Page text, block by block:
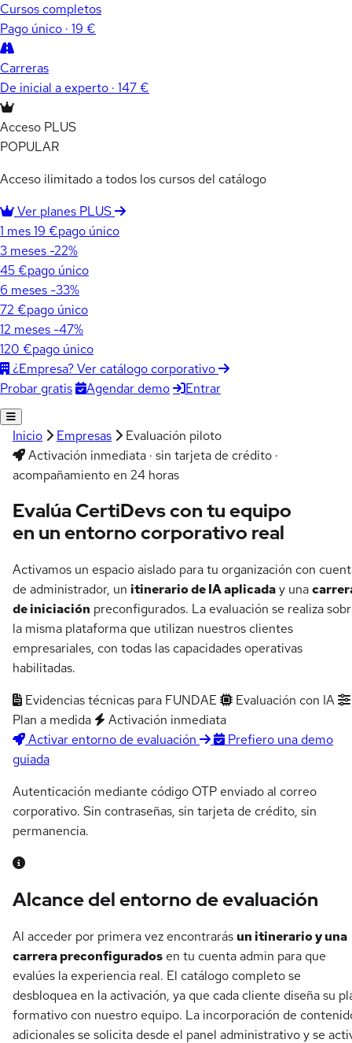
Cursos completos
Pago único · 19 €
Carreras
De inicial a experto · 147 €
Acceso PLUS
POPULAR
Acceso ilimitado a todos los cursos del catálogo
Ver planes PLUS
1 mes19 €pago único
3 meses -22%
45 €pago único
6 meses -33%
72 €pago único
12 meses -47%
120 €pago único
¿Empresa? Ver catálogo corporativo
Probar gratis
Agendar demo Entrar
Inicio Empresas
Evaluación piloto
Activación inmediata · sin tarjeta de crédito ·
acompañamiento en 24 horas
Evalúa CertiDevs con tu equipo
en un entorno corporativo real
Activamos un espacio aislado para tu organización con
de administrador, un itinerario de IA aplicaday una
de iniciación preconfigurados. La evaluación se realiza
la misma plataforma que utilizan nuestros clientes
empresariales, con todas las capacidades operativas
habilitadas.
Evidencias técnicas para FUNDAE
Evaluación con IA
Plan a medida
Activación inmediata
Activar entorno de evaluación
Prefiero una demo
guiada
Autenticación mediante código OTP enviado al correo
corporativo. Sin contraseñas, sin tarjeta de crédito, sin
permanencia.
Alcance del entorno de evaluación
Al acceder por primera vez encontrarás un itinerario y una
carrera preconfigurados en tu cuenta admin para que
evalúes la experiencia real. El catálogo completo se
desbloquea en la activación, ya que cada cliente diseña su
formativo con nuestro equipo. La incorporación de
adicionales se solicita desde el panel administrativo y se